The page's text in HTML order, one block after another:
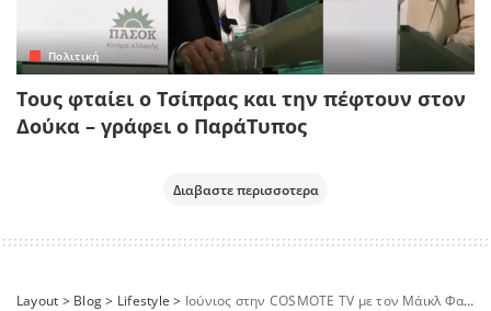
Πολιτική
Τους φταίει ο Τσίπρας και την πέφτουν στον
Δούκα – γράφει ο ΠαράΤυπος
Διαβαστε περισσοτερα
Layout > Blog> Lifestyle > Ιούνιος στην COSMOTE TV με τον Μάικλ Φασμπέντερ στη 2η σεζόν του «The Agency» & τον Τζέραρντ Μπάτλερ στο «Greenland: Migration»